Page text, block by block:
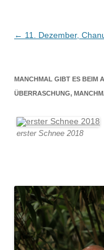
Beitragsnavigation
← 11. Dezember,
MANCHMAL GIBT ES BEIM
ÜBERRASCHUNG,
erster Schnee 2018